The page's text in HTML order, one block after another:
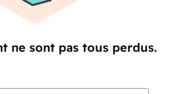
ne sont pas tous perdus.